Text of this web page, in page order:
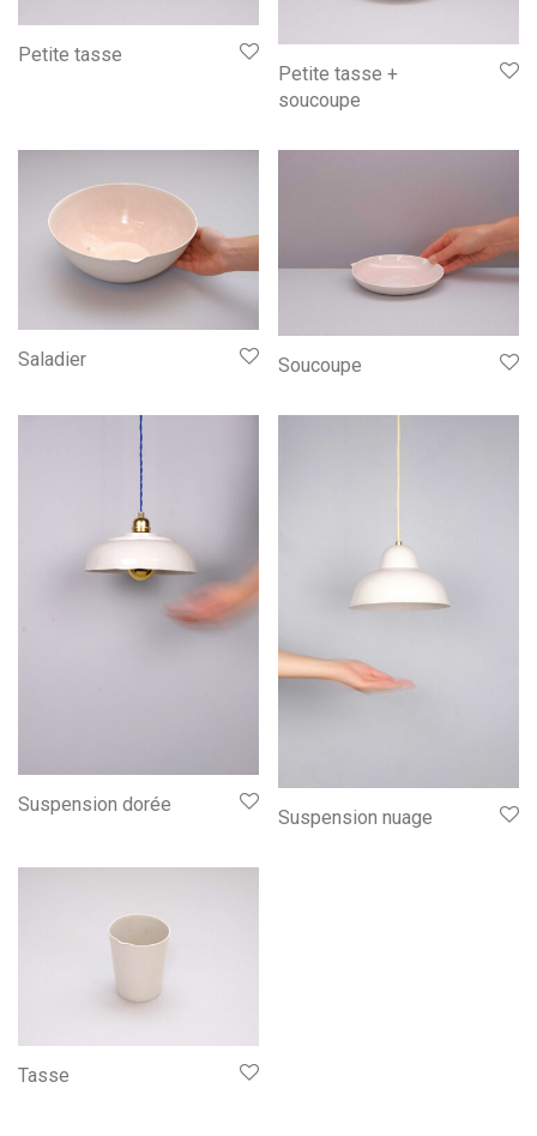
Petite tasse
Petite tasse +
soucoupe
Saladier Soucoupe
Suspension dorée
Suspension nuage
Tasse